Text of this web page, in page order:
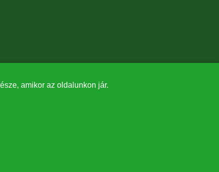
valósult meg.
amikor az oldalunkon jár.